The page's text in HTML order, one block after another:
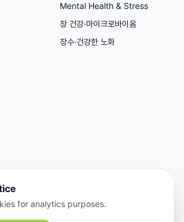
Mental Health & Stress
장 건강·마이크로바이옴
장수·건강한 노화
for analytics purposes.